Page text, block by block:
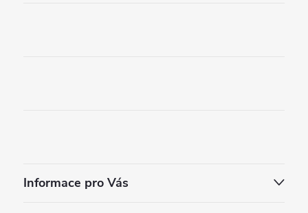
Informace pro Vás